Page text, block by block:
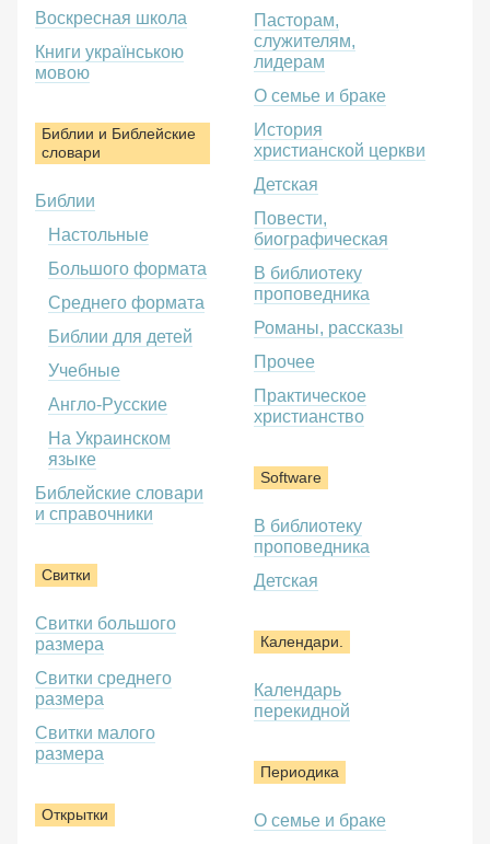
Воскресная школа
Книги українською
мовою
Библии и Библейские
словари
Библии
Настольные
Большого формата
Среднего формата
Библии для детей
Учебные
Англо-Русские
На Украинском
языке
Библейские словари
и справочники
Свитки
Свитки большого
размера
Свитки среднего
размера
Свитки малого
размера
Открытки
Пасторам,
служителям,
лидерам
О семье и браке
История
христианской церкви
Детская
Повести,
биографическая
В библиотеку
проповедника
Романы, рассказы
Прочее
Практическое
христианство
Software
В библиотеку
проповедника
Детская
Календари.
Календарь
перекидной
Периодика
О семье и браке